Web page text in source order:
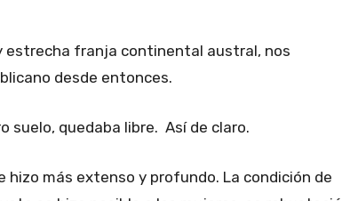
estrecha franja continental austral, nos
desde entonces.
suelo, quedaba libre. Así de claro.
más extenso y profundo. La condición de